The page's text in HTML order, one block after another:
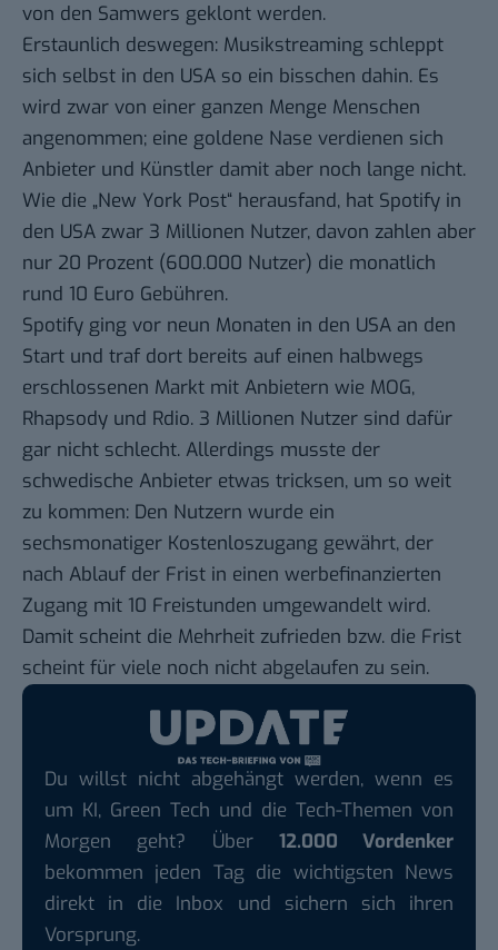
von den Samwers geklont werden.
Erstaunlich deswegen: Musikstreaming schleppt
sich selbst in den USA so ein bisschen dahin. Es
wird zwar von einer ganzen Menge Menschen
angenommen; eine goldene Nase verdienen sich
Anbieter und Künstler damit aber noch lange nicht.
Wie die „New York Post“ herausfand, hat Spotify in
den USA zwar 3 Millionen Nutzer, davon zahlen aber
nur 20 Prozent (600.000 Nutzer) die monatlich
rund 10 Euro Gebühren.
Spotify ging vor neun Monaten in den USA an den
Start und traf dort bereits auf einen halbwegs
erschlossenen Markt mit Anbietern wie MOG,
Rhapsody und Rdio. 3 Millionen Nutzer sind dafür
gar nicht schlecht. Allerdings musste der
schwedische Anbieter etwas tricksen, um so weit
zu kommen: Den Nutzern wurde ein
sechsmonatiger Kostenloszugang gewährt, der
nach Ablauf der Frist in einen werbefinanzierten
Zugang mit 10 Freistunden umgewandelt wird.
Damit scheint die Mehrheit zufrieden bzw. die Frist
scheint für viele noch nicht abgelaufen zu sein.
Du willst nicht abgehängt werden, wenn es
um KI, Green Tech und die Tech-Themen von
Morgen geht? Über 12.000 Vordenker
bekommen jeden Tag die wichtigsten News
direkt in die Inbox und sichern sich ihren
Vorsprung.